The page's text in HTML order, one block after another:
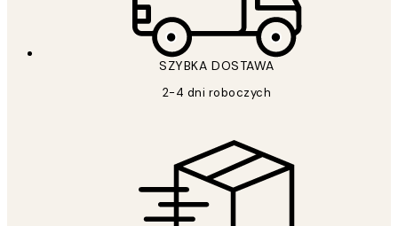
SZYBKA DOSTAWA
2-4 dni roboczych